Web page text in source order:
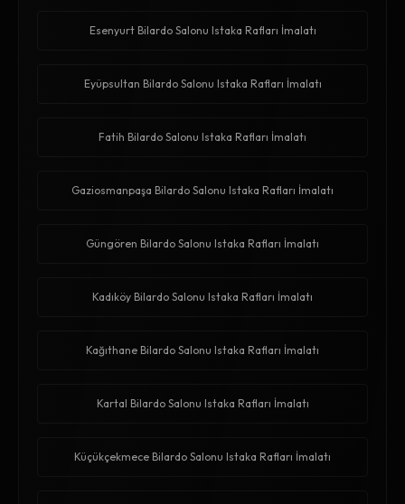
Esenyurt Bilardo Salonu Istaka Rafları İmalatı
Eyüpsultan Bilardo Salonu Istaka Rafları İmalatı
Fatih Bilardo Salonu Istaka Rafları İmalatı
Gaziosmanpaşa Bilardo Salonu Istaka Rafları İmalatı
Güngören Bilardo Salonu Istaka Rafları İmalatı
Kadıköy Bilardo Salonu Istaka Rafları İmalatı
Kağıthane Bilardo Salonu Istaka Rafları İmalatı
Kartal Bilardo Salonu Istaka Rafları İmalatı
Küçükçekmece Bilardo Salonu Istaka Rafları İmalatı